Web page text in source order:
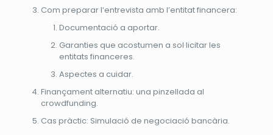
Com preparar l’entrevista amb l’entitat financera:
Documentació a aportar.
Garanties que acostumen a sol·licitar les
entitats financeres.
Aspectes a cuidar.
Finançament alternatiu: una pinzellada al
crowdfunding.
Cas pràctic: Simulació de negociació bancària.